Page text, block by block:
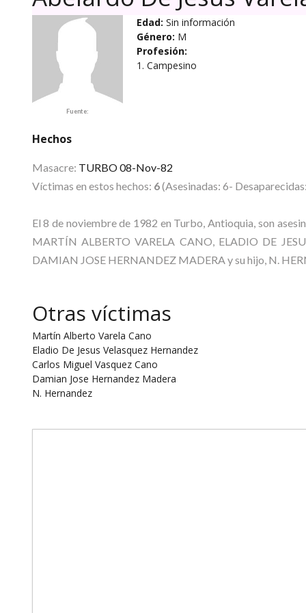
Fuente:
Edad: Sin información
Género: M
Profesión:
1. Campesino
Hechos
Masacre: TURBO 08-Nov-82
Víctimas en estos hechos: 6(Asesinadas: 6-
El 8 de noviembre de 1982 en Turbo, Antioquia, son
MARTÍN ALBERTO VARELA CANO, ELADIO DE
DAMIAN JOSE HERNANDEZ MADERA y su hijo, N.
Otras víctimas
Martín Alberto Varela Cano
Eladio De Jesus Velasquez Hernandez
Carlos Miguel Vasquez Cano
Damian Jose Hernandez Madera
N. Hernandez